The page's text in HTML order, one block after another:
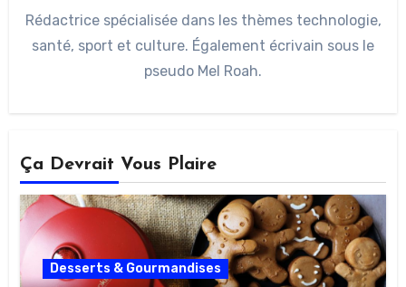
Rédactrice spécialisée dans les thèmes technologie,
santé, sport et culture. Également écrivain sous le
pseudo Mel Roah.
Ça Devrait Vous Plaire
Desserts & Gourmandises